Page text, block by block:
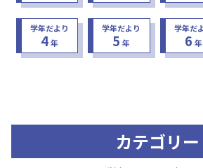
学年だより
4年
学年だより
5 年
学年だ
6 年
カテゴリー